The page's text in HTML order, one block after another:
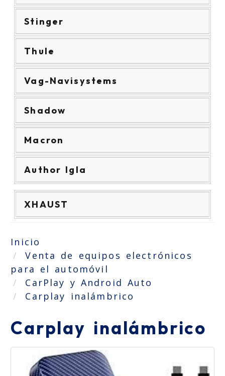
Stinger
Thule
Vag-Navisystems
Shadow
Macron
Author Igla
XHAUST
Inicio
Venta de equipos electrónicos
para el automóvil
CarPlay y Android Auto
Carplay inalámbrico
Carplay inalámbrico